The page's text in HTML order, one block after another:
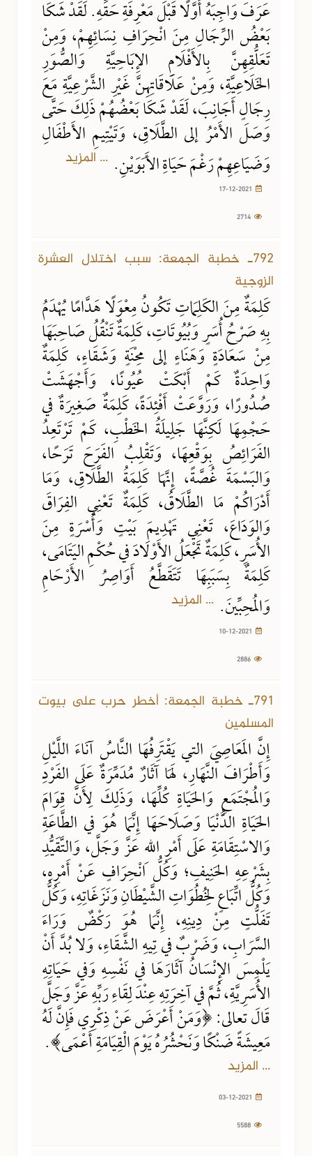
عَرَفَ وَاجِبَهُ أَوَّلًا قَبْلَ مَعْرِفَةِ حَقِّهِ. لَقَدْ شَكَا
بَعْضُ الرِّجَالِ مِنَ انْحِرَافِ نِسَائِهِمْ، وَمِنْ
تَعَلُّقِهِنَّ بِالأَفْلَامِ الإِبَاحِيَّةِ وَالصُّوَرِ
الخَلَاعِيَّةِ، وَمِنْ عَلَاقَاتِهِنَّ غَيْرِ الشَّرْعِيَّةِ مَعَ
رِجَالٍ أَجَانِبَ، لَقَدْ شَكَا بَعْضُهُمْ ذَلِكَ حَتَّى
وَصَلَ الأَمْرُ إلى الطَّلَاقِ، وَتَيْتِيمِ الأَطْفَالِ
وَضَيَاعِهِمْ رَغْمَ حَيَاةِ الأَبَوَيْنِ. ... المزيد
792ـ خطبة الجمعة: سبب اختلال العشرة
الزوجية
كَلِمَةٌ مِنَ الكَلِمَاتِ تَكُونُ مِعْوَلًا هَدَّامًا يُهْدَمُ
بِهِ صَرْحُ أُسَرٍ وَبُيُوتَاتِ، كَلِمَةٌ تَنْقُلُ صَاحِبَهَا
مِنْ سَعَادَةٍ وَهَنَاءٍ إلى مِحْنَةٍ وَشَقَاءٍ، كَلِمَةٌ
وَاحِدَةٌ كَمْ أَبْكَتْ عُيُونًا، وَأَجْهَشَتْ
صُدُورًا، وَرَوَّعَتْ أَفْئِدَةً، كَلِمَةٌ صَغِيرَةٌ في
حَجْمِهَا لَكِنَّهَا جَلِيلَةُ الخَطْبِ، كَمْ تَرْتَعِدُ
الفَرَائِصُ بِوَقْعِهَا، وَتَقْلِبُ الفَرَحَ تَرَحًا،
وَالبَسْمَةَ غُصَّةً، إِنَّهَا كَلِمَةُ الطَّلَاقِ، وَمَا
أَدْرَاكُمْ مَا الطَّلَاقُ، كَلِمَةٌ تَعْنِي الفِرَاقَ
وَالوَدَاعَ، تَعْنِي تَهْدِيمَ بَيْتٍ وَأُسْرَةٍ مِنَ
الأُسَرِ، كَلِمَةٌ تَجْعَلُ الأَوْلَادَ في حُكْمِ اليَتَامَى،
كَلِمَةٌ بِسَبَبِهَا تَتَقَطَّعُ أَوَاصِرُ الأَرْحَامِ
وَالمُحِبِّينَ. ... المزيد
791ـ خطبة الجمعة: أخطر حرب على بيوت
المسلمين
إِنَّ المَعَاصِيَ التي يَقْتَرِفُهَا النَّاسُ آنَاءَ اللَّيْلِ
وَأَطْرَافَ النَّهَارِ، لَهَا آثَارٌ مُدَمِّرَةٌ عَلَى الفَرْدِ
وَالمُجْتَمَعِ وَالحَيَاةِ كُلِّهَا، وَذَلِكَ لِأَنَّ قِوَامَ
الحَيَاةِ الدُّنْيَا وَصَلَاحَهَا إِنَّمَا هُوَ في الطَّاعَةِ
وَالاسْتِقَامَةِ عَلَى أَمْرِ اللهِ عَزَّ وَجَلَّ، وَالتَّقَيُّدِ
بِشَرْعِهِ الحَنِيفِ؛ وَكُلُّ انْحِرَافٍ عَنْ أَمْرِهِ،
وَكُلُّ اتِّبَاعٍ لِخُطُوَاتِ الشَّيْطَانِ وَنَزَغَاتِهِ، وَكُلُّ
تَفَلُّتٍ مِنْ دِينِهِ، إِنَّمَا هُوَ رَكْضٌ وَرَاءَ
السَّرَابِ، وَضَرْبٌ في تِيهِ الشَّقَاءِ، وَلا بُدَّ أَنْ
يَلْمِسَ الإِنْسَانُ آثَارَهَا في نَفْسِهِ وَفي حَيَاتِهِ
الأُسَرِيَّةِ، ثُمَّ في آخِرَتِهِ عِنْدَ لِقَاءِ رَبِّهِ عَزَّ وَجَلَّ
قَالَ تعالى: ﴿وَمَنْ أَعْرَضَ عَنْ ذِكْرِي فَإِنَّ لَهُ
مَعِيشَةً ضَنْكًا وَنَحْشُرُهُ يَوْمَ الْقِيَامَةِ أَعْمَى﴾.
... المزيد